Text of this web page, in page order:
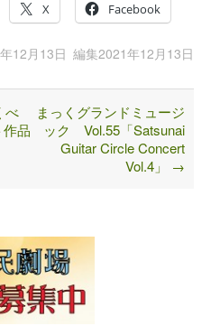
X Facebook
12月13日 編集2021年12月13日
べ
品
まっくグランドミュージ
ック Vol.55「Satsunai
Guitar Circle Concert
Vol.4」
→